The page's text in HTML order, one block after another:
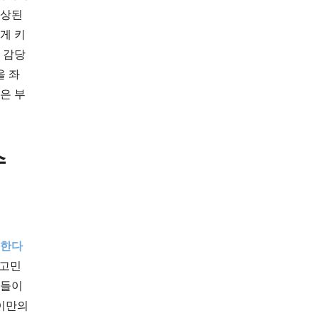
된
키
감당
좌
부
다
민
이
만의